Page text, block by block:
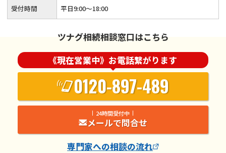
受付時間 平日9:00～18:00
ツナグ相続相談窓口はこちら
《現在営業中》お電話繋がります
0120-897-489
24時間受付中
メールで問合せ
専門家への相談の流れ